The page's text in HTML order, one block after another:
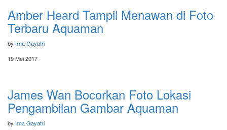
Amber Heard Tampil Menawan di Foto
Terbaru Aquaman
by Irna Gayatri
19 Mei 2017
James Wan Bocorkan Foto Lokasi
Pengambilan Gambar Aquaman
by Irna Gayatri